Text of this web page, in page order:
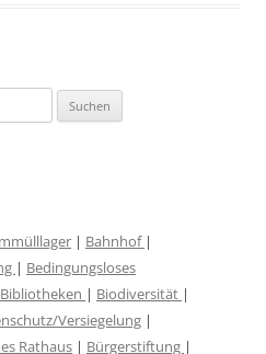
| Bahnhof |
| Bedingungsloses
Bibliotheken | Biodiversität |
Versiegelung |
Rathaus | Bürgerstiftung |